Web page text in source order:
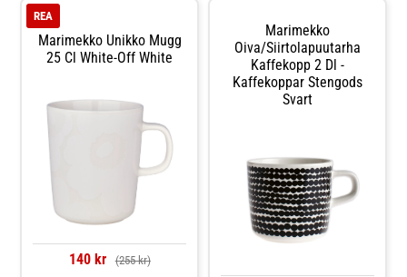
Tillverkad i hållbart stengods.-
Dekorativt blommotiv från
Oiva/Unikko-kollektionen.- Praktisk
storlek för frukost, middag och
servering.- Formgiven av Maija
Serveringsskålar och mer Skålar &
Uppläggningsfat hos Royal Design.
Marimekko Unikko Mugg
25 Cl White-Off White
REA
140 kr (255 kr)
Marimekko
Oiva/siirtolapuutarha
Kaffekopp 2 Dl -
Kaffekoppar Stengods
Svart